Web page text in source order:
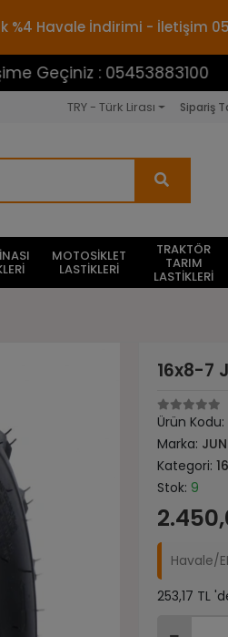
%4 Havale İndirimi - İletişim
: 05453883100 Toptan
TRY - Türk Lirası Sipariş
MOTOSİKLET
LASTİKLERİ
TRAKTÖR
TARIM
LASTİKLERİ
16x8-7
Ürün Kodu:
Marka:
Kategori:
Stok: 9
Havale/
253,17 TL